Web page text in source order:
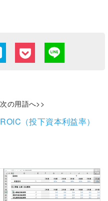
次の用語へ>>
ROIC（投下資本利益率）